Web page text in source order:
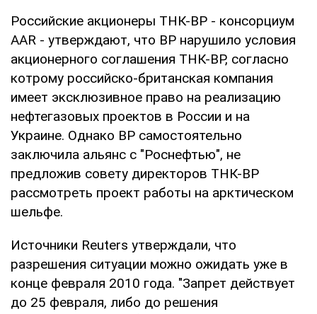
Российские акционеры ТНК-ВР - консорциум
AAR - утверждают, что BP нарушило условия
акционерного соглашения ТНК-ВР, согласно
котрому российско-британская компания
имеет эксклюзивное право на реализацию
нефтегазовых проектов в России и на
Украине. Однако ВР самостоятельно
заключила альянс с "Роснефтью", не
предложив совету директоров ТНК-ВР
рассмотреть проект работы на арктическом
шельфе.
Источники Reuters утверждали, что
разрешения ситуации можно ожидать уже в
конце февраля 2010 года. "Запрет действует
до 25 февраля, либо до решения